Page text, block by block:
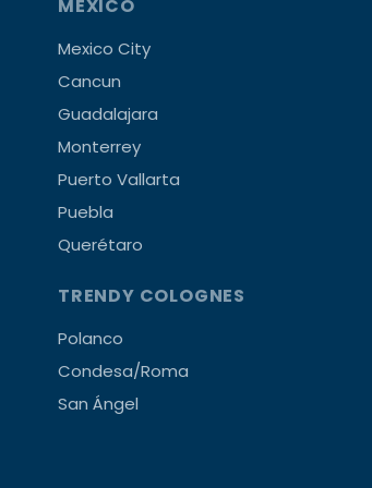
MEXICO
Mexico City
Cancun
Guadalajara
Monterrey
Puerto Vallarta
Puebla
Querétaro
TRENDY COLOGNES
Polanco
Condesa/Roma
San Ángel